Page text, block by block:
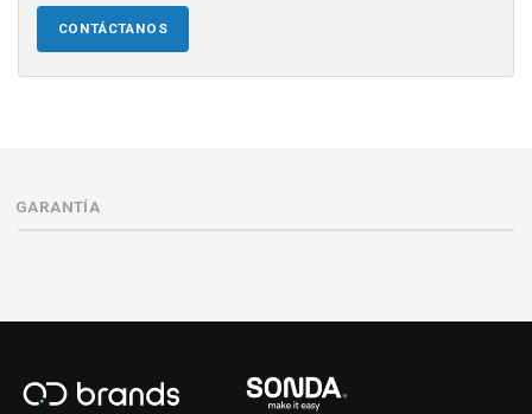
CONTÁCTANOS
GARANTÍA